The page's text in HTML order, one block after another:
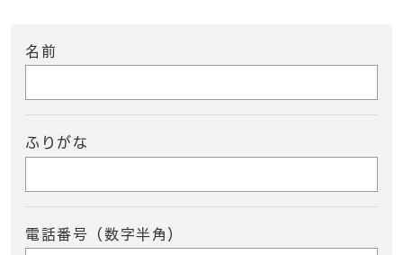
名前
ふりがな
電話番号（数字半角）